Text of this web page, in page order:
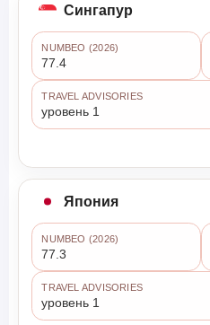
Сингапур
NUMBEO (2026)
77.4
TRAVEL ADVISORIES
уровень 1
Япония
NUMBEO (2026)
77.3
TRAVEL ADVISORIES
уровень 1